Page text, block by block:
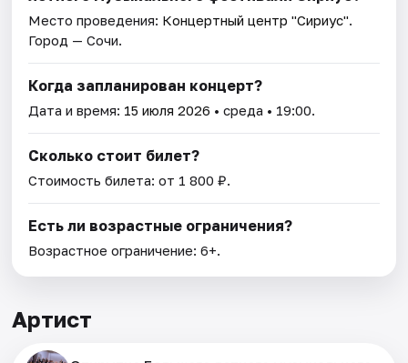
Место проведения: Концертный центр "Сириус".
Город — Сочи.
Когда запланирован концерт?
Дата и время: 15 июля 2026 • среда • 19:00.
Сколько стоит билет?
Стоимость билета: от 1 800 ₽.
Есть ли возрастные ограничения?
Возрастное ограничение: 6+.
Артист